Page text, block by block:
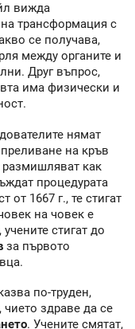
вижда
трансформация с
се получава,
между органите и
Друг въпрос,
има физически и
нямат
на кръв
как
процедурата
от 1667 г., те стигат
на човек е
стигат до
за първото
по-труден,
здраве да се
. Учените смятат,